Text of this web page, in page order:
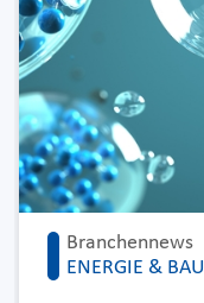
Branchennews
ENERGIE & BAU